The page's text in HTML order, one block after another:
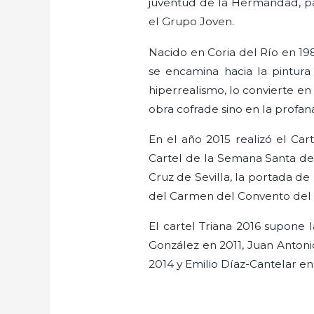
juventud de la Hermandad,
el Grupo Joven.
Nacido en Coria del Río en
se encamina hacia la
hiperrealismo, lo convierte
obra cofrade sino en la
En el año 2015 realizó el
Cartel de la Semana Santa
Cruz de Sevilla, la portada
del Carmen del Convento del
El cartel Triana 2016 supone
González en 2011, Juan
2014 y Emilio Díaz-Cantelar en